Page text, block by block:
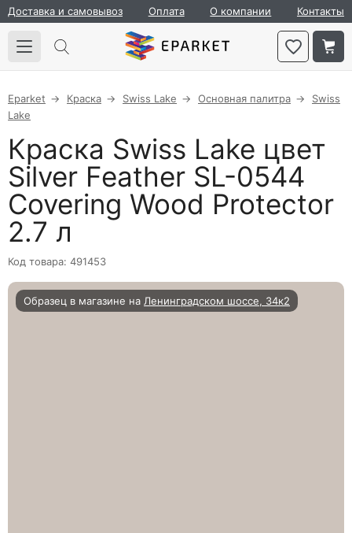
Доставка и самовывоз Оплата О компании Контакты
Eparket Краска Swiss Lake Основная палитра
Swiss
Lake
Краска Swiss Lake цвет
Silver Feather SL-0544
Covering Wood Protector
2.7 л
Код товара: 491453
Образец в магазине на Ленинградском шоссе, 34к2